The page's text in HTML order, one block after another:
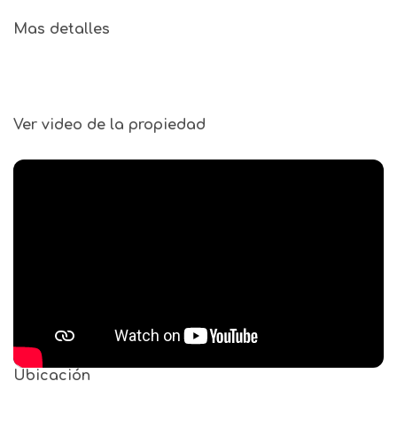
Mas detalles
Ver video de la propiedad
Ubicación